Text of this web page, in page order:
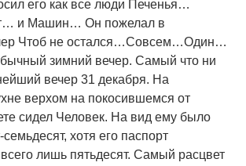
его как все люди Печенья…
и Машин… Он пожелал в
Чтоб не остался…Совсем…Один…
зимний вечер. Самый что ни
вечер 31 декабря. На
верхом на покосившемся от
сидел Человек. На вид ему было
хотя его паспорт
лишь пятьдесят. Самый расцвет